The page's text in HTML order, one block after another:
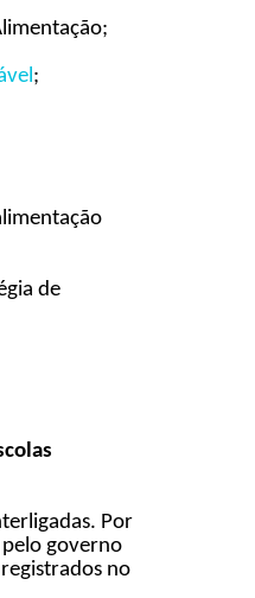
;
de
Por
pelo governo
no